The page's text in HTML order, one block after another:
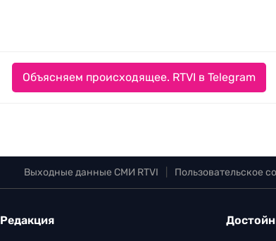
Объясняем происходящее. RTVI в Telegram
Выходные данные СМИ RTVI Пользовательское
Редакция